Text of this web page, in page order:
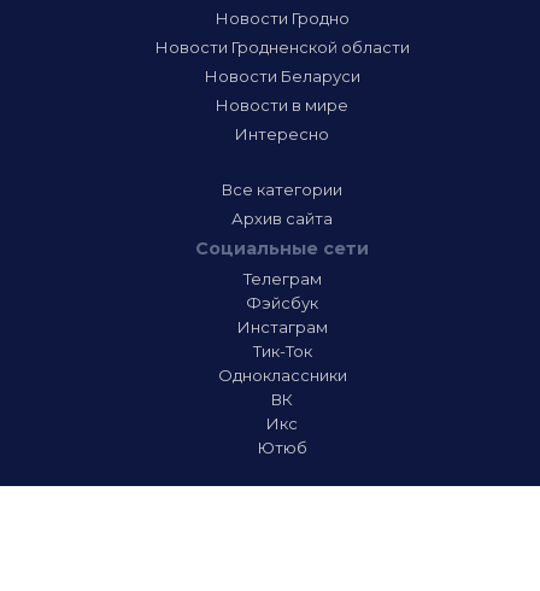
Новости Гродно
Новости Гродненской области
Новости Беларуси
Новости в мире
Интересно
Все категории
Архив сайта
Социальные сети
Телеграм
Фэйсбук
Инстаграм
Тик-Ток
Одноклассники
ВК
Икс
Ютюб